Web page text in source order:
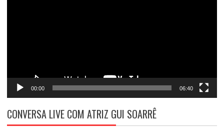
00:00 06:40
CONVERSA LIVE COM ATRIZ GUI SOARRÊ